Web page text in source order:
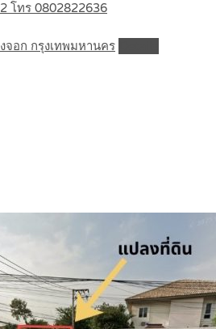
โทร 0802822636
จอก กรุงเทพมหานคร